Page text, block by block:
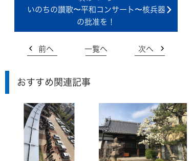
いのちの讃歌〜平和コンサート〜核兵器
の批准を！
前へ 一覧へ 次へ
おすすめ関連記事